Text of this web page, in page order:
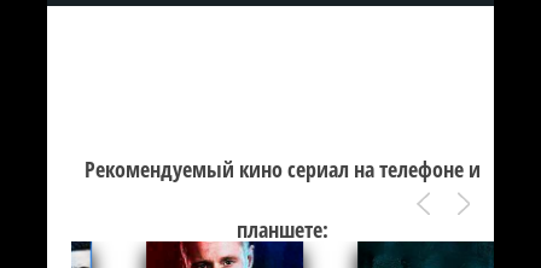
Рекомендуемый кино сериал на телефоне и
планшете: